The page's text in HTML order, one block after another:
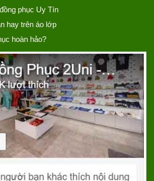
phục Uy Tín
hay trên áo lớp
hoàn hảo?